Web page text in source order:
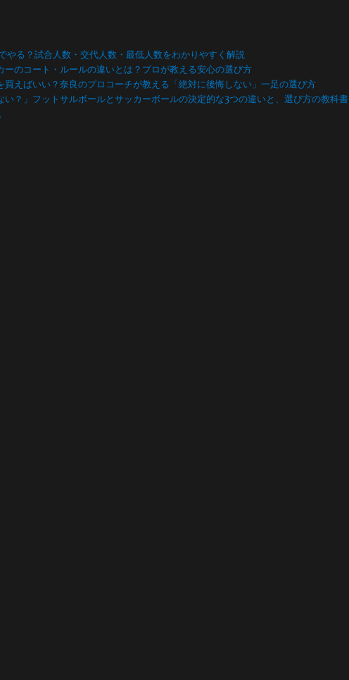
やる？試合人数・交代人数・最低人数をわかりやすく解説
ーのコート・ルールの違いとは？プロが教える安心の選び方
えばいい？奈良のプロコーチが教える「絶対に後悔しない」一足の選び方
い？」フットサルボールとサッカーボールの決定的な3つの違いと、選び方の教科書